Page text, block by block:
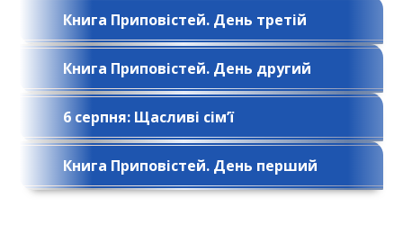
Книга Приповістей. День третій
Книга Приповістей. День другий
6 серпня: Щасливі сім’ї
Книга Приповістей. День перший